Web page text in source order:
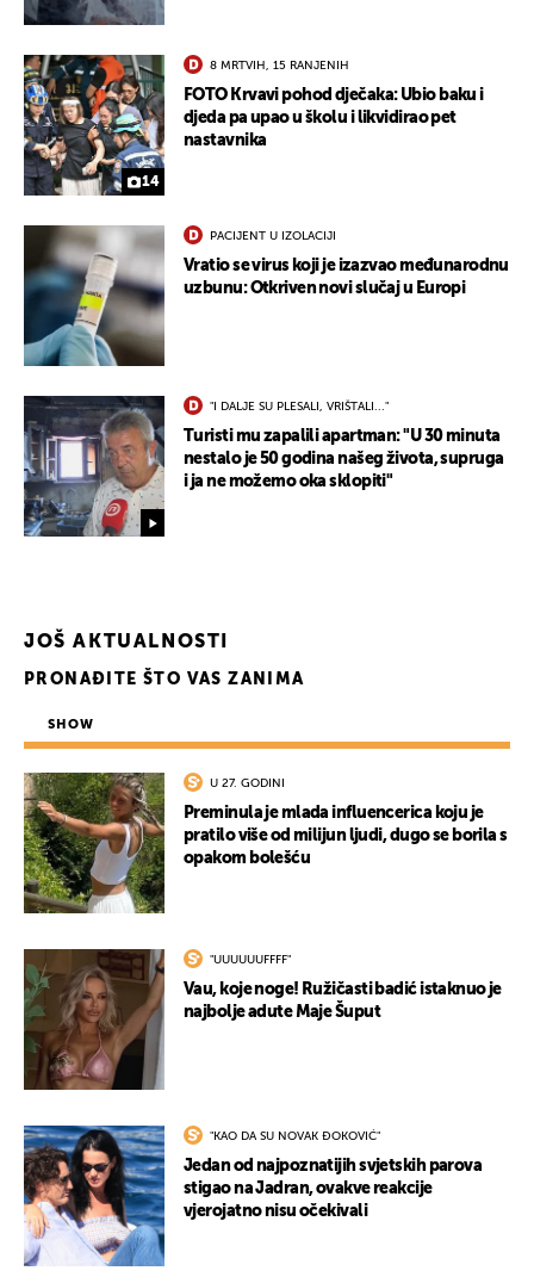
14
8 MRTVIH, 15 RANJENIH
FOTO Krvavi pohod dječaka: Ubio baku i
djeda pa upao u školu i likvidirao pet
nastavnika
PACIJENT U IZOLACIJI
Vratio se virus koji je izazvao međunarodnu
uzbunu: Otkriven novi slučaj u Europi
"I DALJE SU PLESALI, VRIŠTALI..."
Turisti mu zapalili apartman: "U 30 minuta
nestalo je 50 godina našeg života, supruga
i ja ne možemo oka sklopiti"
JOŠ AKTUALNOSTI
PRONAĐITE ŠTO VAS ZANIMA
SHOW
U 27. GODINI
Preminula je mlada influencerica koju je
pratilo više od milijun ljudi, dugo se borila s
opakom bolešću
"UUUUUUFFFF"
Vau, koje noge! Ružičasti badić istaknuo je
najbolje adute Maje Šuput
"KAO DA SU NOVAK ĐOKOVIĆ"
Jedan od najpoznatijih svjetskih parova
stigao na Jadran, ovakve reakcije
vjerojatno nisu očekivali
UKLJUČITE NOTIFIKACIJE